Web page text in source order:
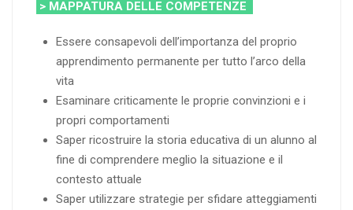
> MAPPATURA DELLE COMPETENZE
Essere consapevoli dell’importanza del proprio
apprendimento permanente per tutto l’arco della
vita
Esaminare criticamente le proprie convinzioni e i
propri comportamenti
Saper ricostruire la storia educativa di un alunno al
fine di comprendere meglio la situazione e il
contesto attuale
Saper utilizzare strategie per sfidare atteggiamenti